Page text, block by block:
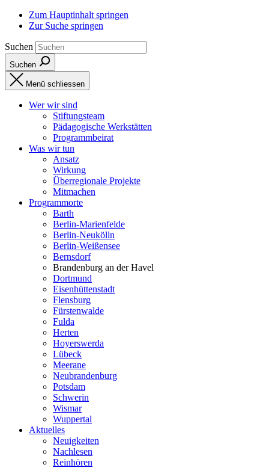
Zum Hauptinhalt springen
Zur Suche springen
Suchen
Suchen
Menü schliessen
Wer wir sind
Stiftungsteam
Pädagogische Werkstätten
Programmbeirat
Was wir tun
Ansatz
Wirkung
Überregionale Projekte
Mitmachen
Programmorte
Barth
Berlin-Marienfelde
Berlin-Neukölln
Berlin-Weißensee
Bernsdorf
Brandenburg an der Havel
Dortmund
Eisenhüttenstadt
Flensburg
Fürstenwalde
Fulda
Herten
Hoyerswerda
Lübeck
Meerane
Neubrandenburg
Potsdam
Schwerin
Wismar
Wuppertal
Aktuelles
Neuigkeiten
Nachlesen
Reinhören